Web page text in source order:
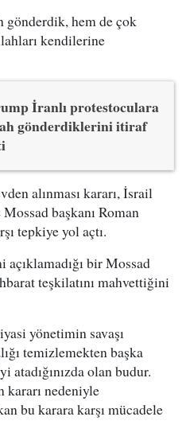
gönderdik, hem de çok
kendilerine
İranlı protestoculara
gönderdiklerini itiraf
alınması kararı, İsrail
başkanı Roman
tepkiye yol açtı.
bir Mossad
teşkilatını mahvettiğini
yönetimin savaşı
temizlemekten başka
atadığınızda olan budur.
kararı nedeniyle
bu karara karşı mücadele